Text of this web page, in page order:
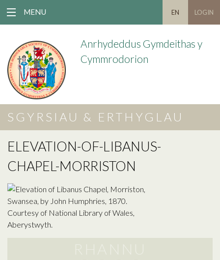
MENU EN LOGIN
Anrhydeddus Gymdeithas y
Cymmrodorion
SGYRSIAU & ERTHYGLAU
ELEVATION-OF-LIBANUS-
CHAPEL-MORRISTON